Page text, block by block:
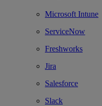
Microsoft Intune
ServiceNow
Freshworks
Jira
Salesforce
Slack